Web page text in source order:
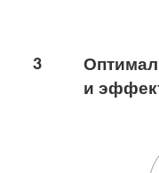
3
и